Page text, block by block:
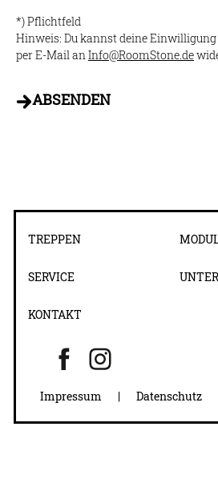
*) Pflichtfeld
Hinweis: Du kannst deine
per E-Mail anInfo@RoomStone.de
ABSENDEN
TREPPEN
SERVICE
KONTAKT
Impressum | Datenschutz